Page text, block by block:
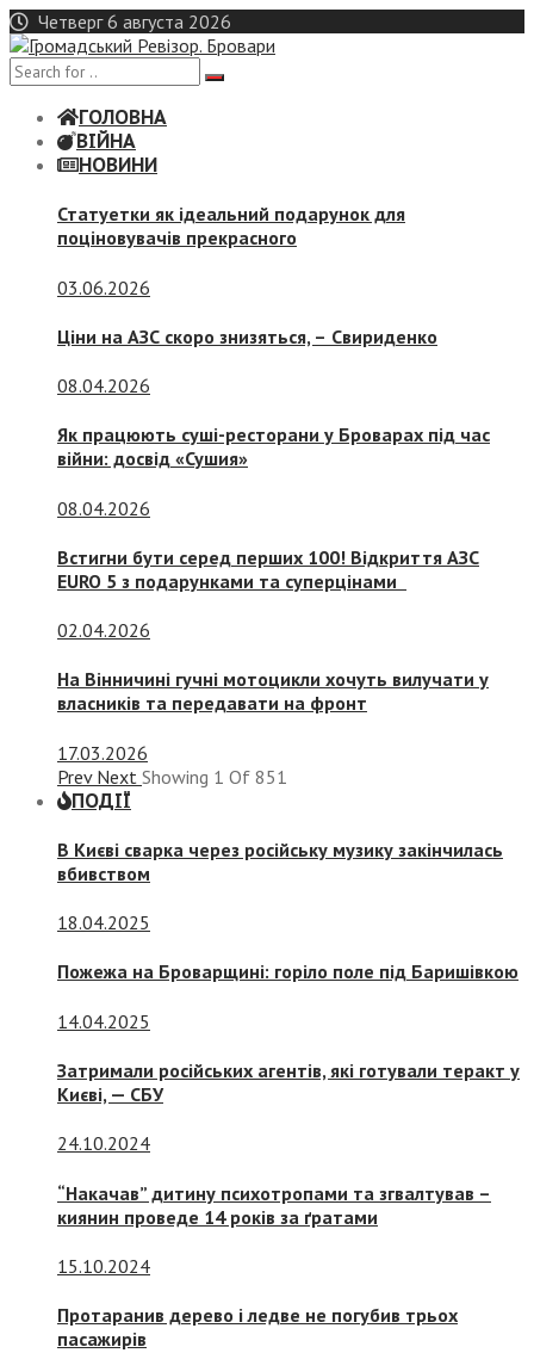
Skip
to
content
Четверг 6 августа 2026
ГОЛОВНА
ВІЙНА
НОВИНИ
Статуетки як ідеальний подарунок для
поціновувачів прекрасного
03.06.2026
Ціни на АЗС скоро знизяться, – Свириденко
08.04.2026
Як працюють суші-ресторани у Броварах під час
війни: досвід «Сушия»
08.04.2026
Встигни бути серед перших 100! Відкриття АЗС
EURO 5 з подарунками та суперцінами
02.04.2026
На Вінничині гучні мотоцикли хочуть вилучати у
власників та передавати на фронт
17.03.2026
Prev Next Showing 1 Of 851
ПОДІЇ
В Києві сварка через російську музику закінчилась
вбивством
18.04.2025
Пожежа на Броварщині: горіло поле під Баришівкою
14.04.2025
Затримали російських агентів, які готували теракт у
Києві, — СБУ
24.10.2024
“Накачав” дитину психотропами та згвалтував –
киянин проведе 14 років за ґратами
15.10.2024
Протаранив дерево і ледве не погубив трьох
пасажирів